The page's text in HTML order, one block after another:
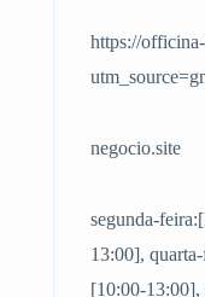
https://
negocio.site
segunda-
13:00],
[10:00-13:00],